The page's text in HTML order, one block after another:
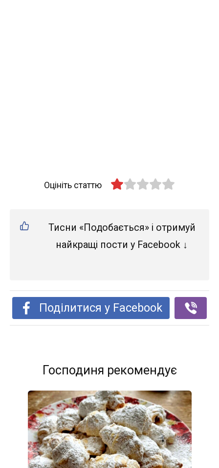
Оцініть статтю
Тисни «Подобається» і отримуй
найкращі пости у Facebook ↓
Поділитися у Facebook
Господиня рекомендує